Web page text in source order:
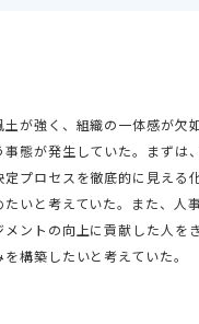
土が強く、組織の一体感が欠
態が発生していた。まずは
定プロセスを徹底的に見える
たいと考えていた。また、人
メントの向上に貢献した人を
構築したいと考えていた。